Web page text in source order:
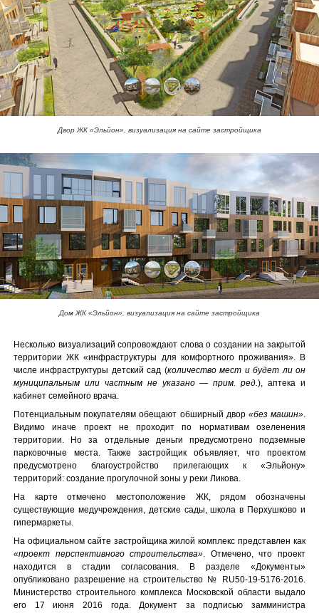
Двор ЖК «Эльйон», визуализация на сайте застройщика
Дом ЖК «Эльйон», визуализация на сайте застройщика
Несколько визуализаций сопровождают слова о создании на закрытой
территории ЖК «инфраструктуры для комфортного проживания». В
числе инфраструктуры детский сад (количество мест и будет ли он
муниципальным или частным не указано — прим. ред.), аптека и
кабинет семейного врача.
Потенциальным покупателям обещают обширный двор «без машин».
Видимо иначе проект не проходит по нормативам озеленения
территории. Но за отдельные деньги предусмотрено подземные
парковочные места. Также застройщик объявляет, что проектом
предусмотрено благоустройство прилегающих к «Эльйону»
территорий: создание прогулочной зоны у реки Ликова.
На карте отмечено местоположение ЖК, рядом обозначены
существующие медучреждения, детские сады, школа в Перхушково и
гипермаркеты.
На официальном сайте застройщика жилой комплекс представлен как
«проект перспективного строительства». Отмечено, что проект
находится в стадии согласования. В разделе «Документы»
опубликовано разрешение на строительство № RU50-19-5176-2016.
Министерство строительного комплекса Московской области выдало
его 17 июня 2016 года. Документ за подписью замминистра